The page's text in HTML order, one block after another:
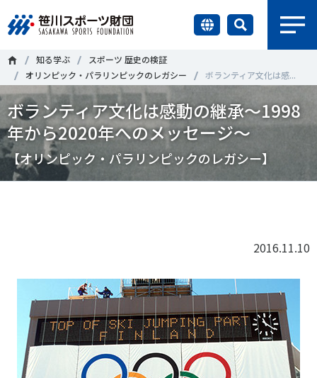
財団情報
研究員紹介
調査・研究
ニュース
お問い合わせ・お申し込み
＃誰が子どものスポーツをささえるのか ＃部活動
＃アクティブなまちづくり ＃日本人の身体活動と健康寿命
調査・研究
スポーツライフ・データ
スポーツ白書
政策提言
知る学ぶ
スポーツ 歴史の検証
オリンピック・パラリンピックのレガシー
ボランティア文化は感...
ボランティア文化は感動の継承〜1998
年から2020年へのメッセージ〜
【オリンピック・パラリンピックのレガシー】
2016.11.10